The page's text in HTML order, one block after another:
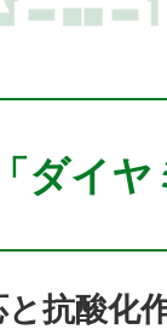
イヤ
抗酸化